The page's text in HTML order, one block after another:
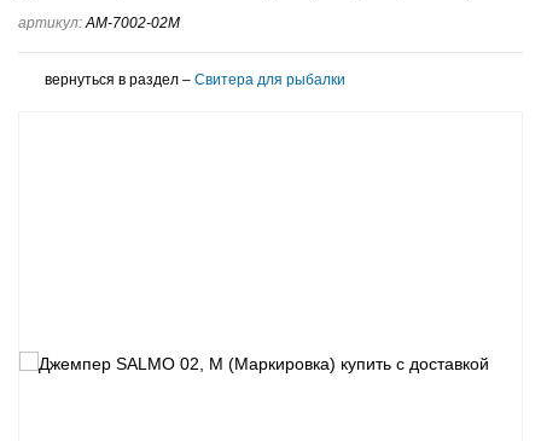
артикул: AM-7002-02M
вернуться в раздел – Свитера для рыбалки